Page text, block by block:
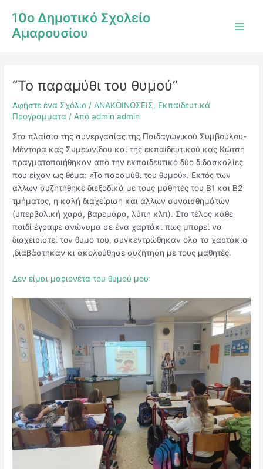
στο
περιεχόμενο
10ο Δημοτικό Σχολείο
Αμαρουσίου
“Το παραμύθι του θυμού”
Αφήστε ένα Σχόλιο / ΑΝΑΚΟΙΝΩΣΕΙΣ, Εκπαιδευτικά
Προγράμματα / Απόadmin admin
Στα πλαίσια της συνεργασίας της Παιδαγωγικού Συμβούλου-
Μέντορα κας Συμεωνίδου και της εκπαιδευτικού κας Κώτση
πραγματοποιήθηκαν από την εκπαιδευτικό δύο διδασκαλίες
που είχαν ως θέμα: «Το παραμύθι του θυμού». Εκτός των
άλλων συζητήθηκε διεξοδικά με τους μαθητές του Β1 και Β2
τμήματος, η καλή διαχείριση και άλλων συναισθημάτων
(υπερβολική χαρά, βαρεμάρα, λύπη κλπ). Στο τέλος κάθε
παιδί έγραψε ανώνυμα σε ένα χαρτάκι πως μπορεί να
διαχειριστεί τον θυμό του, συγκεντρώθηκαν όλα τα χαρτάκια
,διαβάστηκαν κι ακολούθησε συζήτηση με τους μαθητές.
Δεν είμαι μαριονέτα του θυμού μου
navigation